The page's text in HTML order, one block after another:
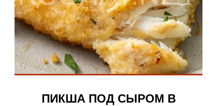
ПИКША ПОД СЫРОМ В